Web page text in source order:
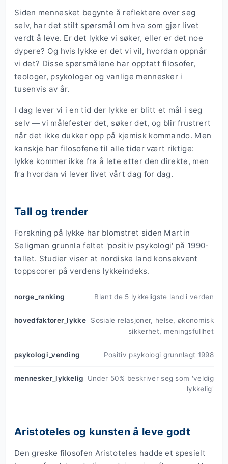
Siden mennesket begynte å reflektere over seg
selv, har det stilt spørsmål om hva som gjør livet
verdt å leve. Er det lykke vi søker, eller er det noe
dypere? Og hvis lykke er det vi vil, hvordan oppnår
vi det? Disse spørsmålene har opptatt filosofer,
teologer, psykologer og vanlige mennesker i
tusenvis av år.
I dag lever vi i en tid der lykke er blitt et mål i seg
selv — vi målefester det, søker det, og blir frustrert
når det ikke dukker opp på kjemisk kommando. Men
kanskje har filosofene til alle tider vært riktige:
lykke kommer ikke fra å lete etter den direkte, men
fra hvordan vi lever livet vårt dag for dag.
Tall og trender
Forskning på lykke har blomstret siden Martin
Seligman grunnla feltet 'positiv psykologi' på 1990-
tallet. Studier viser at nordiske land konsekvent
toppscorer på verdens lykkeindeks.
norge_ranking Blant de 5 lykkeligste land i verden
hovedfaktorer_lykke
Sosiale relasjoner, helse, økonomisk
sikkerhet, meningsfullhet
psykologi_vending Positiv psykologi grunnlagt 1998
mennesker_lykkelig
Under 50% beskriver seg som 'veldig
lykkelig'
Aristoteles og kunsten å leve godt
Den greske filosofen Aristoteles hadde et spesielt